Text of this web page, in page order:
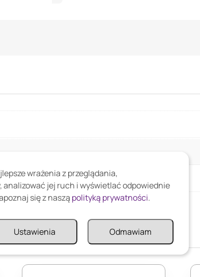
wrażenia z przeglądania,
jej ruch i wyświetlać odpowiednie
się z naszą polityką prywatności.
Ustawienia Odmawiam